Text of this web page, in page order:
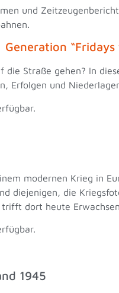
und
“Fridays
die Straße gehen? In
Erfolgen und
modernen Krieg in
diejenigen, die
dort heute
1945